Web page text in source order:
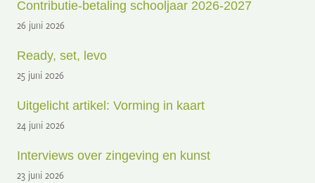
Contributie-betaling schooljaar 2026-2027
26 juni 2026
Ready, set, levo
25 juni 2026
Uitgelicht artikel: Vorming in kaart
24 juni 2026
Interviews over zingeving en kunst
23 juni 2026